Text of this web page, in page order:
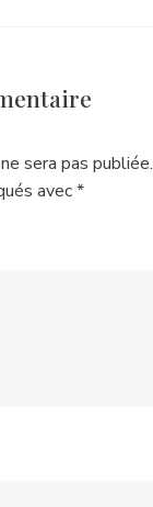
sera pas publiée.
avec*